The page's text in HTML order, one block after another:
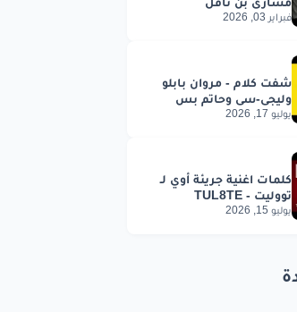
فبراير 03, 2026
يوليو 17, 2026
يوليو 15, 2026